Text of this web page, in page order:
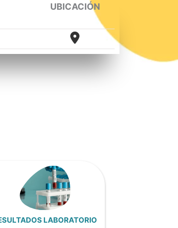
UBICACIÓN
LABORATORIO